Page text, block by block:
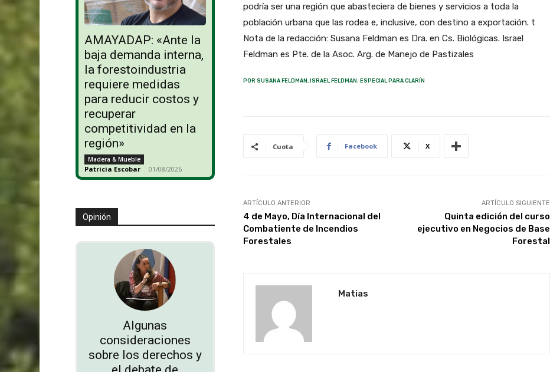
AMAYADAP: «Ante la
baja demanda interna,
la forestoindustria
requiere medidas
para reducir costos y
recuperar
competitividad en la
región»
Madera & Mueble
Patricia Escobar - 01/08/2026
Opinión
Algunas
consideraciones
sobre los derechos y
podría ser una región que abasteciera de bienes y servicios a toda la
población urbana que las rodea e, inclusive, con destino a exportación. t
Nota de la redacción: Susana Feldman es Dra. en Cs. Biológicas. Israel
Feldman es Pte. de la Asoc. Arg. de Manejo de Pastizales
POR SUSANA FELDMAN, ISRAEL FELDMAN. ESPECIAL PARA CLARÍN
Cuota Facebook X
ARTÍCULO ANTERIOR
4 de Mayo, Día Internacional del
Combatiente de Incendios
Forestales
ARTÍCULO SIGUIENTE
Quinta edición del curso
ejecutivo en Negocios de Base
Forestal
Matias